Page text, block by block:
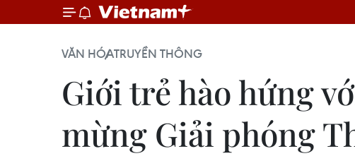
VĂN HÓATRUYỀN THÔNG
Giới trẻ hào hứng
mừng Giải phóng